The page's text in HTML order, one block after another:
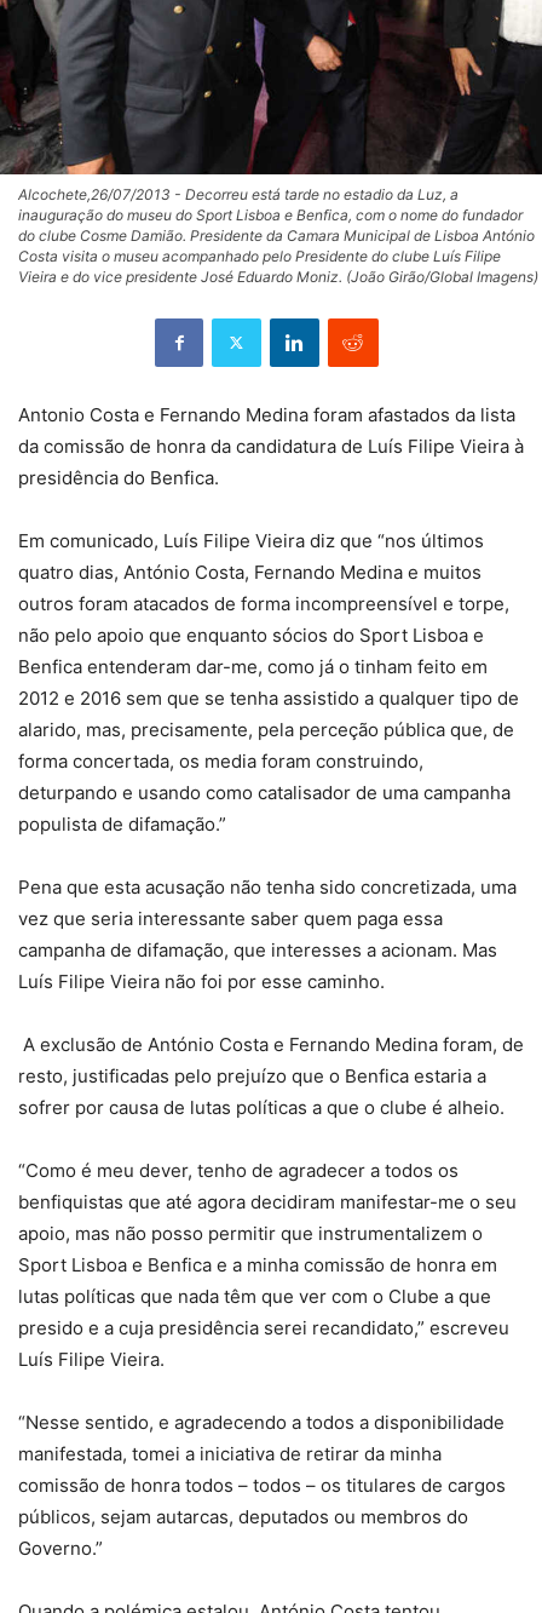
Alcochete,26/07/2013 - Decorreu está tarde no estadio da Luz, a
inauguração do museu do Sport Lisboa e Benfica, com o nome do fundador
do clube Cosme Damião. Presidente da Camara Municipal de Lisboa António
Costa visita o museu acompanhado pelo Presidente do clube Luís Filipe
Vieira e do vice presidente José Eduardo Moniz. (João Girão/Global Imagens)
Antonio Costa e Fernando Medina foram afastados da lista
da comissão de honra da candidatura de Luís Filipe Vieira à
presidência do Benfica.
Em comunicado, Luís Filipe Vieira diz que “nos últimos
quatro dias, António Costa, Fernando Medina e muitos
outros foram atacados de forma incompreensível e torpe,
não pelo apoio que enquanto sócios do Sport Lisboa e
Benfica entenderam dar-me, como já o tinham feito em
2012 e 2016 sem que se tenha assistido a qualquer tipo de
alarido, mas, precisamente, pela perceção pública que, de
forma concertada, os media foram construindo,
deturpando e usando como catalisador de uma campanha
populista de difamação.”
Pena que esta acusação não tenha sido concretizada, uma
vez que seria interessante saber quem paga essa
campanha de difamação, que interesses a acionam. Mas
Luís Filipe Vieira não foi por esse caminho.
A exclusão de António Costa e Fernando Medina foram, de
resto, justificadas pelo prejuízo que o Benfica estaria a
sofrer por causa de lutas políticas a que o clube é alheio.
“Como é meu dever, tenho de agradecer a todos os
benfiquistas que até agora decidiram manifestar-me o seu
apoio, mas não posso permitir que instrumentalizem o
Sport Lisboa e Benfica e a minha comissão de honra em
lutas políticas que nada têm que ver com o Clube a que
presido e a cuja presidência serei recandidato,” escreveu
Luís Filipe Vieira.
“Nesse sentido, e agradecendo a todos a disponibilidade
manifestada, tomei a iniciativa de retirar da minha
comissão de honra todos – todos – os titulares de cargos
públicos, sejam autarcas, deputados ou membros do
Governo.”